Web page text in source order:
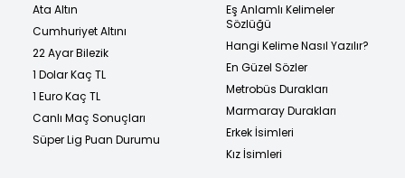
Ata Altın
Cumhuriyet Altını
22 Ayar Bilezik
1 Dolar Kaç TL
1 Euro Kaç TL
Canlı Maç Sonuçları
Süper Lig Puan Durumu
Eş Anlamlı Kelimeler
Sözlüğü
Hangi Kelime Nasıl Yazılır?
En Güzel Sözler
Metrobüs Durakları
Marmaray Durakları
Erkek İsimleri
Kız İsimleri